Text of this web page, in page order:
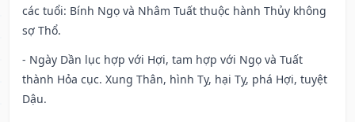
các tuổi: Bính Ngọ và Nhâm Tuất thuộc hành Thủy không
sợ Thổ.
- Ngày Dần lục hợp với Hợi, tam hợp với Ngọ và Tuất
thành Hỏa cục. Xung Thân, hình Tỵ, hại Tỵ, phá Hợi, tuyệt
Dậu.